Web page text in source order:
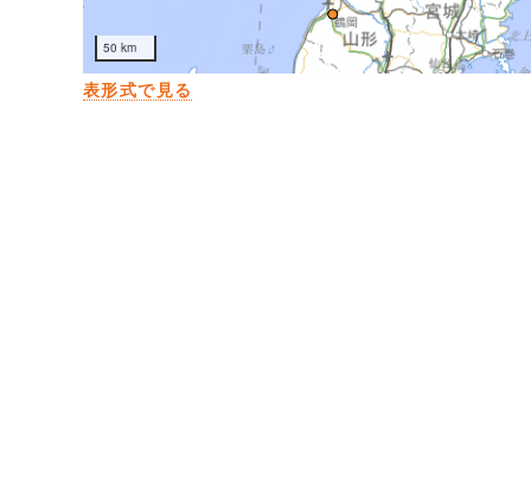
50 km
表形式で見る